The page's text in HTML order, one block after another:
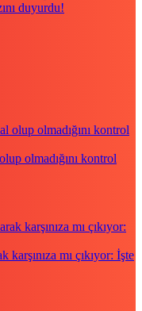
duyurdu!
olmadığını kontrol
mı çıkıyor: İşte